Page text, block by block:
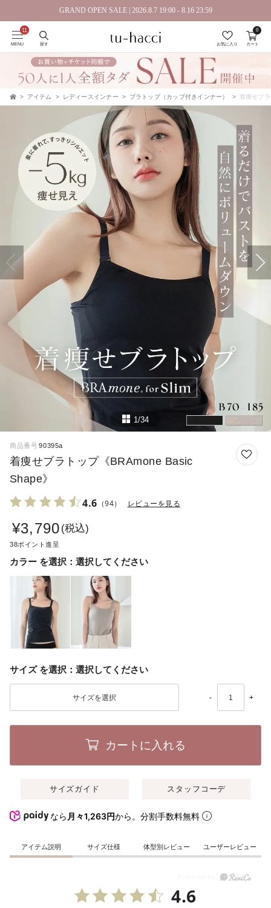
GRAND OPEN SALE | 2026.8.7 19:00 - 8.16 23:59
MENU 探す お気に入り カート
0
アイテム レディースインナー ブラトップ（カップ付きインナー） 着痩せブ
1/34
商品番号 90395a
着痩せブラトップ《BRAmone Basic
Shape》
4.6 （94） レビューを見る
¥3,790 税込
38
カラー 選択してください
サイズ 選択してください
- +
カートに入れる
サイズガイド スタッフコーデ
なら 月々1,263円から。分割手数料無料
アイテム説明 サイズ仕様 体型別レビュー ユーザーレビュー
4.6